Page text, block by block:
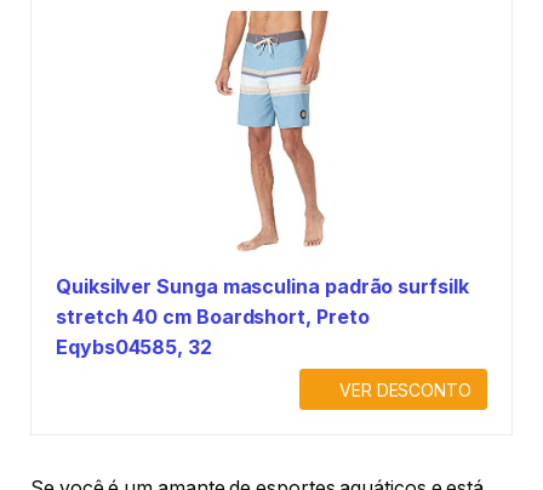
Quiksilver Sunga masculina padrão surfsilk
stretch 40 cm Boardshort, Preto
Eqybs04585, 32
VER DESCONTO